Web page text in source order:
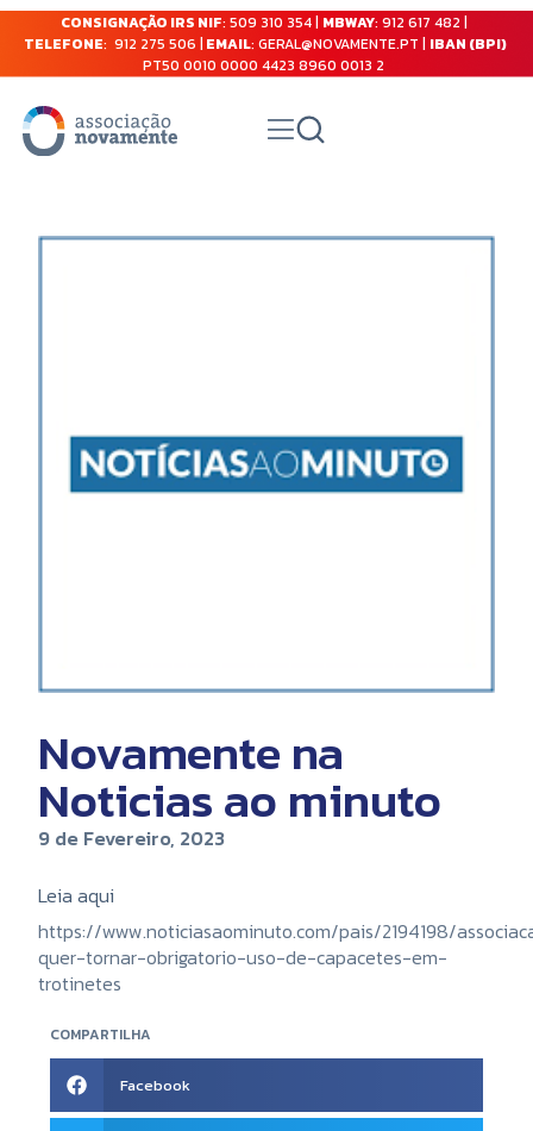
CONSIGNAÇÃO IRS NIF: 509 310 354 | MBWAY: 912 617 482 |
TELEFONE: 912 275 506 | EMAIL: GERAL@NOVAMENTE.PT | IBAN (BPI)
PT50 0010 0000 4423 8960 0013 2
COMPARTILHA
Facebook
Novamente na
Noticias ao minuto
9 de Fevereiro, 2023
Leia aqui
https://www.noticiasaominuto.com/pais/2194198/
quer-tornar-obrigatorio-uso-de-capacetes-em-
trotinetes